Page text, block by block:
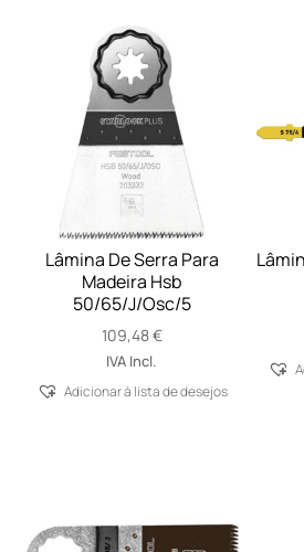
Lâmina De Serra Para
Madeira Hsb
50/65/J/Osc/5
109,48€
IVA Incl.
Adicionar á lista de desejos